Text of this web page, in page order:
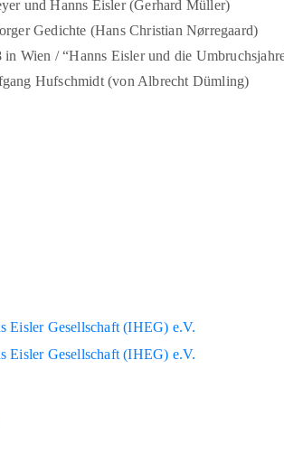
und Hanns Eisler (Gerhard Müller)
Gedichte (Hans Christian Nørregaard)
in Wien / “Hanns Eisler und die
Hufschmidt (von Albrecht Dümling)